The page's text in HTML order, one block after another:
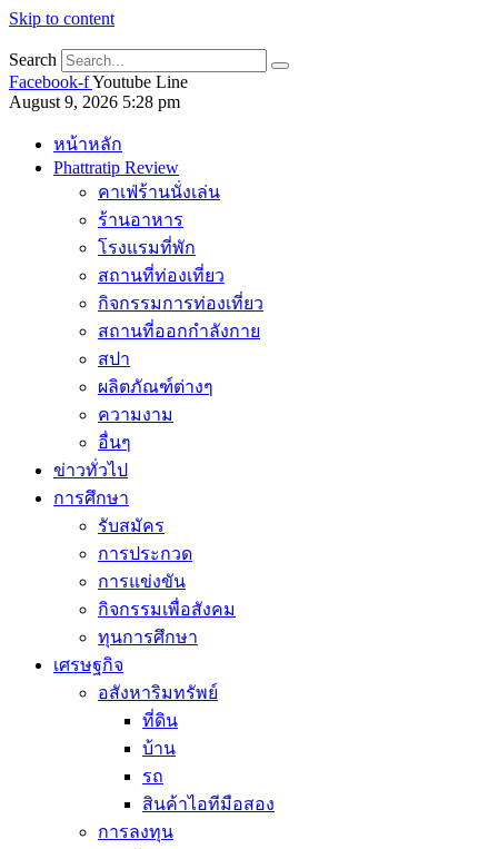
Skip to content
Search
Facebook-fYoutube Line
August 9, 2026 5:28 pm
หน้าหลัก
Phattratip Review
คาเฟ่ร้านนั่งเล่น
ร้านอาหาร
โรงแรมที่พัก
สถานที่ท่องเที่ยว
กิจกรรมการท่องเที่ยว
สถานที่ออกกำลังกาย
สปา
ผลิตภัณฑ์ต่างๆ
ความงาม
อื่นๆ
ข่าวทั่วไป
การศึกษา
รับสมัคร
การประกวด
การแข่งขัน
กิจกรรมเพื่อสังคม
ทุนการศึกษา
เศรษฐกิจ
อสังหาริมทรัพย์
ที่ดิน
บ้าน
รถ
สินค้าไอทีมือสอง
การลงทุน